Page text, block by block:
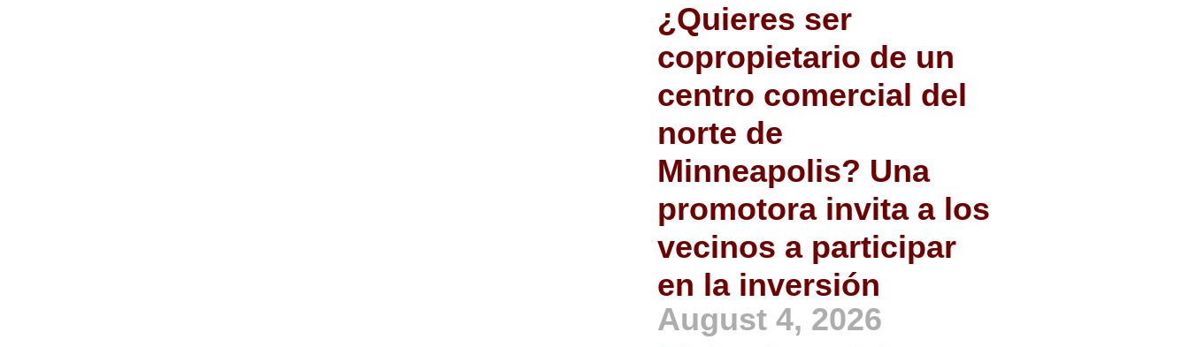
¿Quieres ser
copropietario de un
centro comercial del
norte de
Minneapolis? Una
promotora invita a los
vecinos a participar
en la inversión
August 4, 2026